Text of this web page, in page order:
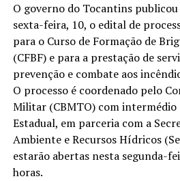
O governo do Tocantins
sexta-feira, 10, o edital de
para o Curso de Formação de
(CFBF) e para a prestação de
prevenção e combate aos
O processo é coordenado pelo
Militar (CBMTO) com intermédio
Estadual, em parceria com a
Ambiente e Recursos Hídricos
estarão abertas nesta segunda-
horas.